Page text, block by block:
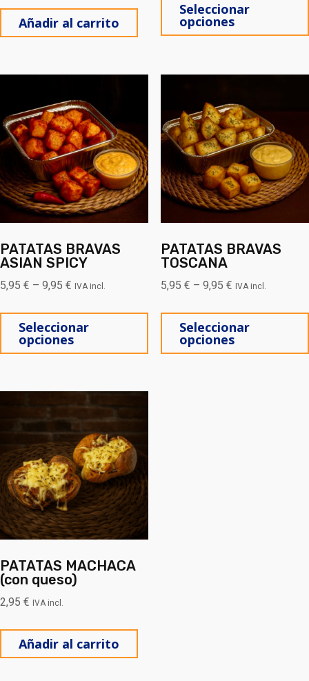
Añadir al carrito
Seleccionar
opciones
PATATAS BRAVAS
ASIAN SPICY
5,95 € – 9,95 € IVA incl.
Seleccionar
opciones
Este producto tiene
PATATAS BRAVAS
TOSCANA
5,95 € – 9,95 € IVA incl.
Seleccionar
opciones
PATATAS MACHACA
(con queso)
2,95 € IVA incl.
Añadir al carrito